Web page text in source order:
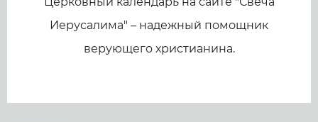
Иерусалима" – надежный помощник
верующего христианина.